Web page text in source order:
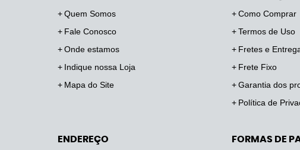
Quem Somos
Fale Conosco
Onde estamos
Indique nossa Loja
Mapa do Site
Como Comprar
Termos de Uso
Fretes e
Frete Fixo
Garantia dos
Política de
ENDEREÇO
FORMAS DE